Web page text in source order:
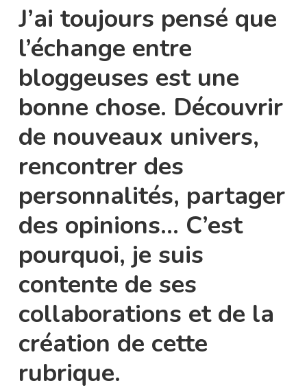
J’ai toujours pensé que
l’échange entre
bloggeuses est une
bonne chose. Découvrir
de nouveaux univers,
rencontrer des
personnalités, partager
des opinions… C’est
pourquoi, je suis
contente de ses
collaborations et de la
création de cette
rubrique.